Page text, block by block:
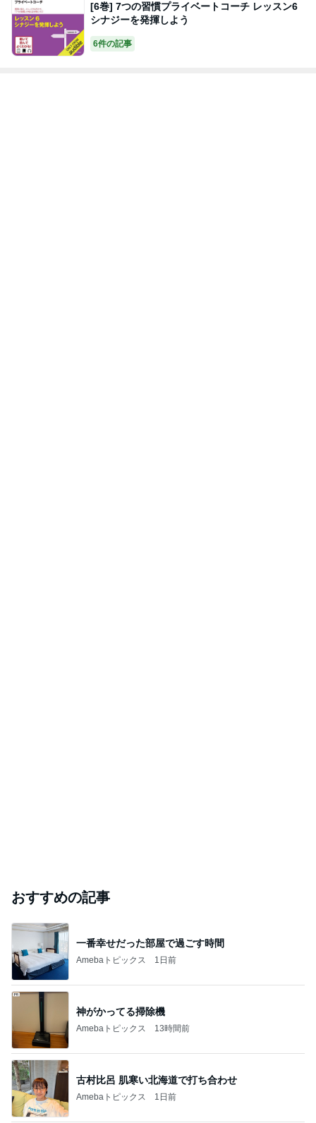
[6巻] 7つの習慣プライベートコーチ レッスン6
シナジーを発揮しよう
6件の記事
おすすめの記事
一番幸せだった部屋で過ごす時間
Amebaトピックス 1日前
神がかってる掃除機
Amebaトピックス 13時間前
古村比呂 肌寒い北海道で打ち合わせ
Amebaトピックス 1日前